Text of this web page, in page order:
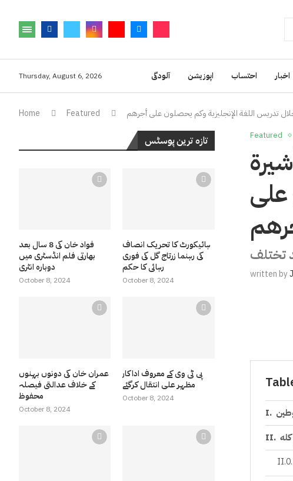
Thursday, August 6, 2026 آلودگی اپوزیشن احتساب اخبار
Home Featured تدريس اللغة الإنجليزية وكم يحصلون على أجرهم
Featured
على
تختلف
written by
تازہ ترین پوسٹس
فواد خان کی 8 سال بعد
بھارتی فلم انڈسٹری میں
دوبارہ انٹری
October 8, 2024
ہائیکورٹ کا تحریک انصاف
کی رہنما زرتاج گل کی فوری
رہائی کا حکم
October 8, 2024
عمران خان کی دونوں بہنوں
کے خلاف عدالتی فیصلہ
محفوظ
October 8, 2024
پی ٹی وی کے معروف اداکار
مظہر علی انتقال کرگئے
October 8, 2024